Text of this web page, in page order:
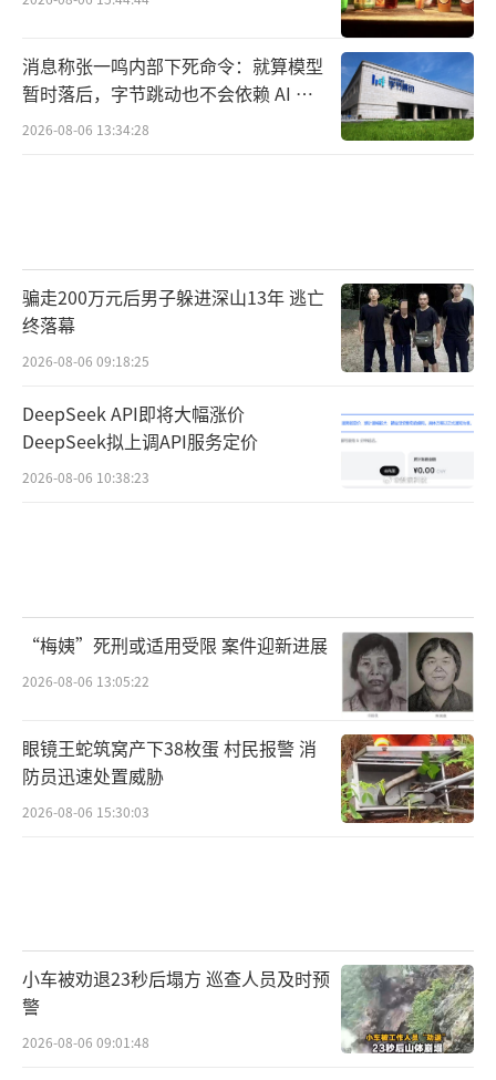
消息称张一鸣内部下死命令：就算模型
暂时落后，字节跳动也不会依赖 AI 蒸
馏技术
2026-08-06 13:34:28
骗走200万元后男子躲进深山13年 逃亡
终落幕
2026-08-06 09:18:25
DeepSeek API即将大幅涨价
DeepSeek拟上调API服务定价
2026-08-06 10:38:23
“梅姨”死刑或适用受限 案件迎新进展
2026-08-06 13:05:22
眼镜王蛇筑窝产下38枚蛋 村民报警 消
防员迅速处置威胁
2026-08-06 15:30:03
小车被劝退23秒后塌方 巡查人员及时预
警
2026-08-06 09:01:48